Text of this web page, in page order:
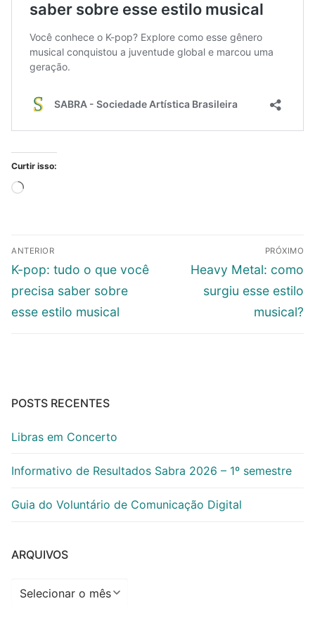
Curtir isso:
Carregando...
Navegação
de
Post
ANTERIOR
Post
anterior:
K-pop: tudo o que você
precisa saber sobre
esse estilo musical
PRÓXIMO
Próximo
post:
Heavy Metal: como
surgiu esse estilo
musical?
POSTS RECENTES
Libras em Concerto
Informativo de Resultados Sabra 2026 – 1º semestre
Guia do Voluntário de Comunicação Digital
ARQUIVOS
Arquivos